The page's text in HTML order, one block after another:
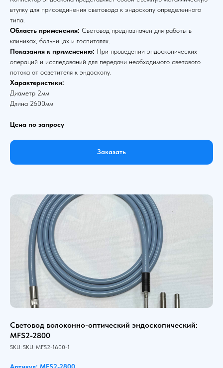
втулку для присоединения световода к эндоскопу определенного
типа.
Область применения: Световод предназначен для работы в
клиниках, больницах и госпиталях.
Показания к применению: При проведении эндоскопических
операций и исследований для передачи необходимого светового
потока от осветителя к эндоскопу.
Характеристики:
Диаметр 2мм
Длина 2600мм
Цена по запросу
Заказать
Световод волоконно-оптический эндоскопический:
MFS2-2800
SKU: SKU: MFS2-1600-1
Артикул: MFS2-2800